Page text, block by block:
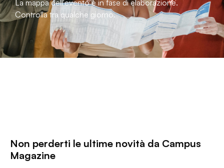
La mappa dell'evento è in fase di elaborazione.
Controlla tra qualche giorno.
Non perderti le ultime novità da Campus
Magazine